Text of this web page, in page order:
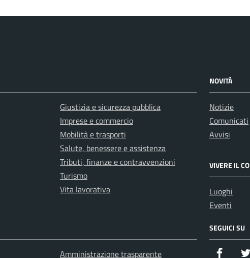
Giustizia e sicurezza pubblica
Imprese e commercio
Mobilità e trasporti
Salute, benessere e assistenza
Tributi, finanze e contravvenzioni
Turismo
Vita lavorativa
NOVITÀ
Notizie
Comunicati
Avvisi
VIVERE IL
Luoghi
Eventi
Amministrazione trasparente
SEGUICI SU
Facebook